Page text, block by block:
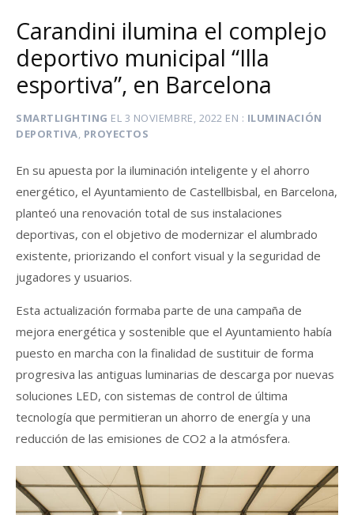
Carandini ilumina el complejo
deportivo municipal “Illa
esportiva”, en Barcelona
SMARTLIGHTING EL 3 NOVIEMBRE, 2022 EN
ILUMINACIÓN
DEPORTIVA, PROYECTOS
En su apuesta por la iluminación inteligente y el ahorro
energético, el Ayuntamiento de Castellbisbal, en Barcelona,
planteó una renovación total de sus instalaciones
deportivas, con el objetivo de modernizar el alumbrado
existente, priorizando el confort visual y la seguridad de
jugadores y usuarios.
Esta actualización formaba parte de una campaña de
mejora energética y sostenible que el Ayuntamiento había
puesto en marcha con la finalidad de sustituir de forma
progresiva las antiguas luminarias de descarga por nuevas
soluciones LED, con sistemas de control de última
tecnología que permitieran un ahorro de energía y una
reducción de las emisiones de CO2 a la atmósfera.